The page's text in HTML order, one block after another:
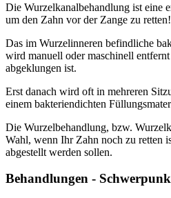
Die Wurzelkanalbehandlung ist eine
um den Zahn vor der Zange zu retten!
Das im Wurzelinneren befindliche
wird manuell oder maschinell
abgeklungen ist.
Erst danach wird oft in mehreren
einem bakteriendichten
Die Wurzelbehandlung, bzw.
Wahl, wenn Ihr Zahn noch zu retten
abgestellt werden sollen.
Behandlungen -